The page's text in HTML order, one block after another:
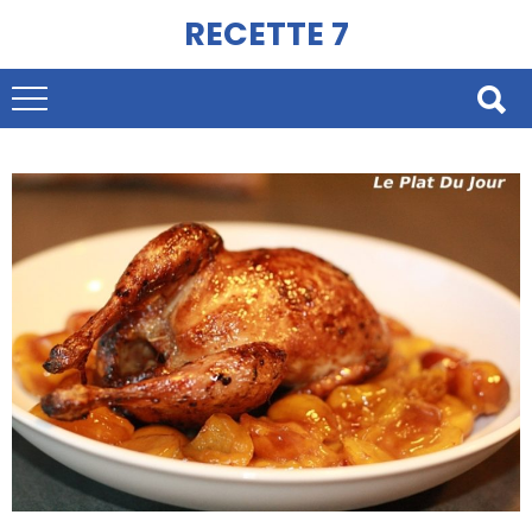
RECETTE 7